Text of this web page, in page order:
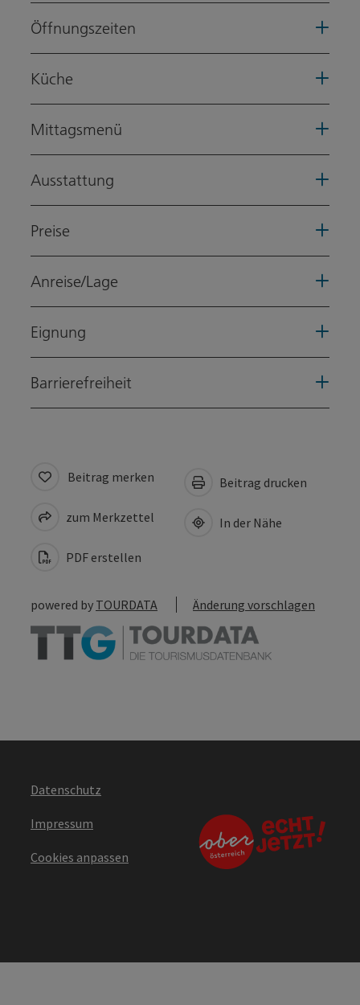
Öffnungszeiten
Küche
Mittagsmenü
Ausstattung
Preise
Anreise/Lage
Eignung
Barrierefreiheit
Beitrag merken
zum Merkzettel
PDF erstellen
Beitrag drucken
In der Nähe
powered by TOURDATA Änderung vorschlagen
Datenschutz
Impressum
Cookies anpassen